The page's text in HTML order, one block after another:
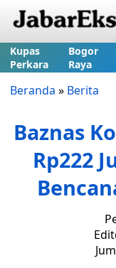
Kupas
Perkara
Bogor
Raya
Beranda » Berita
Baznas
Rp222